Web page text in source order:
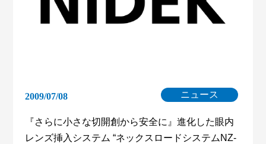
2009/07/08 ニュース
『さらに小さな切開創から安全に』進化した眼内
レンズ挿入システム “ネックスロードシステムNZ-